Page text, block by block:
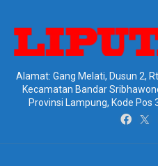
Alamat: Gang Melati, Dusun 2,
Kecamatan Bandar
Provinsi Lampung, Kode